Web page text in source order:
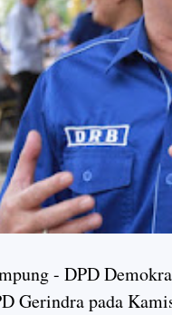
- DPD
Gerindra pada